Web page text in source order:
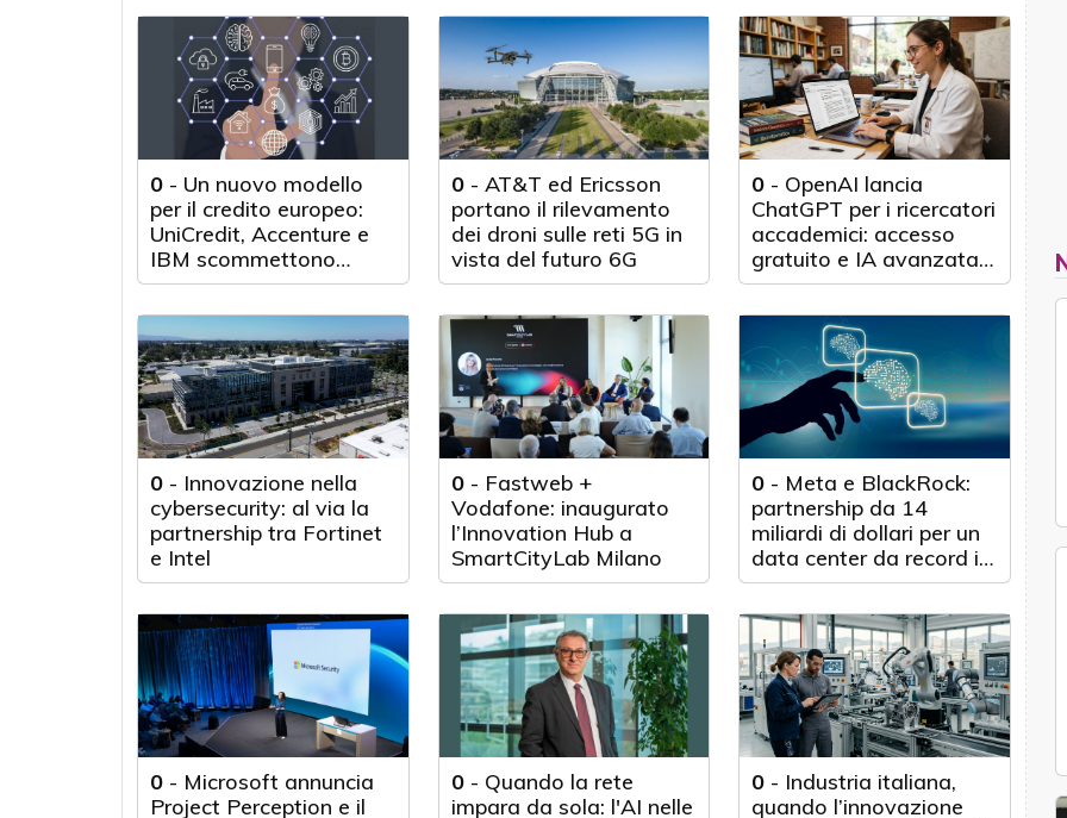
0 - Un nuovo modello
per il credito europeo:
UniCredit, Accenture e
IBM scommettono
sull'innovazione
tecnologica
0- AT&T ed Ericsson
portano il rilevamento
dei droni sulle reti 5G in
vista del futuro 6G
0 - OpenAI lancia
ChatGPT per i ricercatori
accademici: accesso
gratuito e IA avanzata
per 100.000 scienziati
0 - Innovazione nella
cybersecurity: al via la
partnership tra Fortinet
e Intel
0- Fastweb +
Vodafone: inaugurato
l’Innovation Hub a
SmartCityLab Milano
0 - Meta e BlackRock:
partnership da 14
miliardi di dollari per un
data center da record in
Texas
0 - Microsoft annuncia
Project Perception e il
0- Quando la rete
impara da sola: l'AI nelle
0 - Industria italiana,
quando l’innovazione